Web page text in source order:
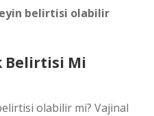
belirtisi olabilir
Belirtisi Mi
olabilir mi? Vajinal